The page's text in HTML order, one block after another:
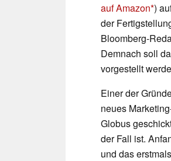
auf Amazon )
der
Bloomberg-
Demnach soll
vorgestellt
Einer der
neues
Globus
der Fall ist.
und das